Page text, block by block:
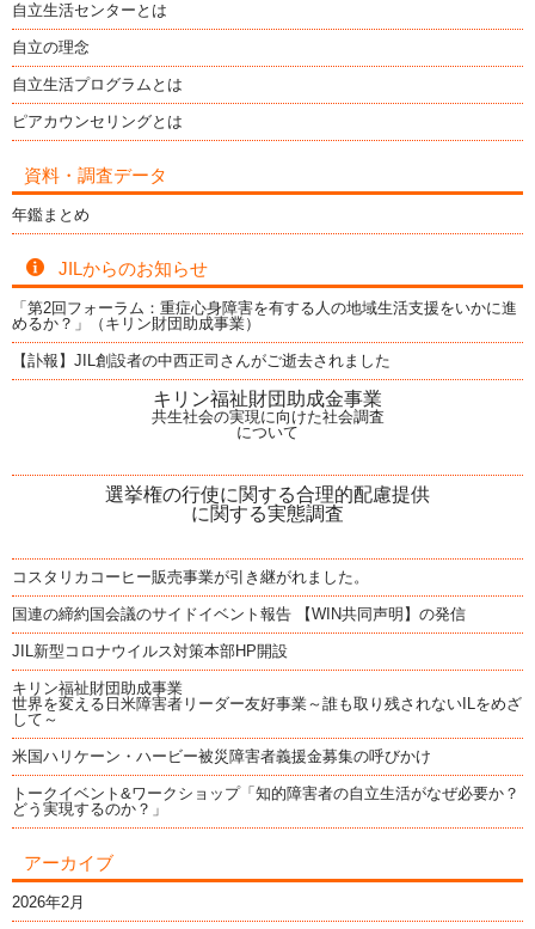
自立生活センターとは
自立の理念
自立生活プログラムとは
ピアカウンセリングとは
資料・調査データ
年鑑まとめ
JILからのお知らせ
「第2回フォーラム：重症心身障害を有する人の地域生活支援をいかに進
めるか？」（キリン財団助成事業）
【訃報】JIL創設者の中西正司さんがご逝去されました
キリン福祉財団助成金事業
共生社会の実現に向けた社会調査
について
選挙権の行使に関する合理的配慮提供
に関する実態調査
コスタリカコーヒー販売事業が引き継がれました。
国連の締約国会議のサイドイベント報告 【WIN共同声明】の発信
JIL新型コロナウイルス対策本部HP開設
キリン福祉財団助成事業
世界を変える日米障害者リーダー友好事業～誰も取り残されないILをめざ
して～
米国ハリケーン・ハービー被災障害者義援金募集の呼びかけ
トークイベント&ワークショップ「知的障害者の自立生活がなぜ必要か？
どう実現するのか？」
アーカイブ
2026年2月